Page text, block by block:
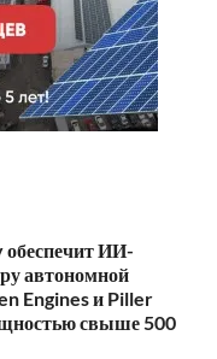
ИИ-
автономной
Engines и Piller
свыше 500